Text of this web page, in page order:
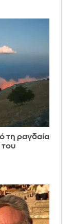
τη ραγδαία
του